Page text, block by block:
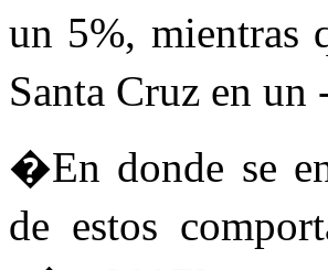
un 5%,
Santa Cruz en
�En donde se
de estos